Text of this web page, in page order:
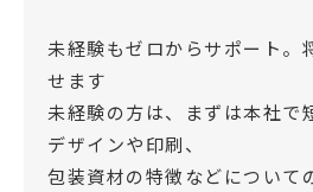
未経験もゼロからサポート。
せます
未経験の方は、まずは本社で
デザインや印刷、
包装資材の特徴などについて